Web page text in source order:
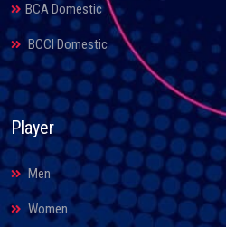
BCA Domestic
BCCI Domestic
Player
Men
Women